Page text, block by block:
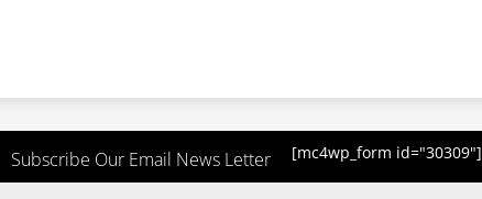
Subscribe Our Email News Letter [mc4wp_form id="30309"]